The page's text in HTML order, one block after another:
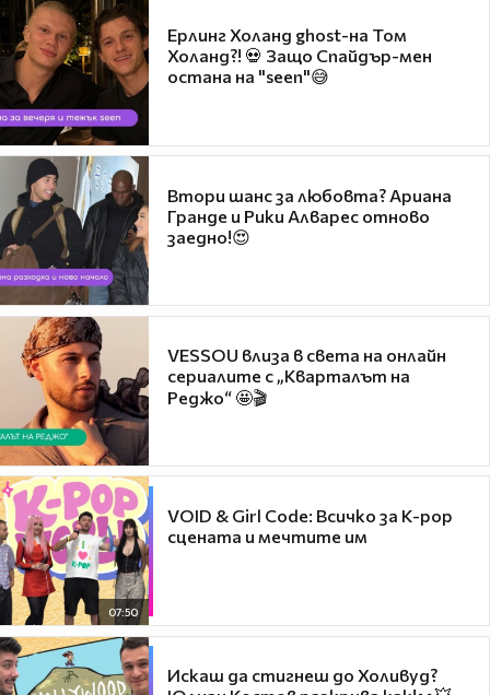
Ерлинг Холанд ghost-на Том
Холанд?! 💀 Защо Спайдър-мен
остана на "seen"😅
Втори шанс за любовта? Ариана
Гранде и Рики Алварес отново
заедно!😍
VESSOU влиза в света на онлайн
сериалите с „Кварталът на
Реджо“ 🤩🎬
07:50
VOID & Girl Code: Всичко за K-pop
сцената и мечтите им
Искаш да стигнеш до Холивуд?